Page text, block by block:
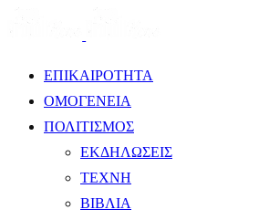
ΕΠΙΚΑΙΡΟΤΗΤΑ
ΟΜΟΓΕΝΕΙΑ
ΠΟΛΙΤΙΣΜΟΣ
ΕΚΔΗΛΩΣΕΙΣ
ΤΕΧΝΗ
ΒΙΒΛΙΑ